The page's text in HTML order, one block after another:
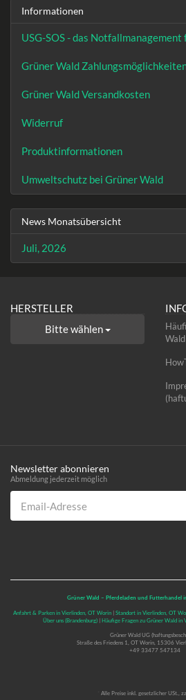
Informationen
USG-SOS - das
Grüner Wald
Grüner Wald Versandkosten
Widerruf
Produktinformationen
Umweltschutz bei Grüner Wald
News Monatsübersicht
Juli, 2026
HERSTELLER
Bitte wählen
Newsletter abonnieren
Abmeldung jederzeit möglich
Email-Adresse
Grüner Wald – Pferdeladen und Futterhandel
Anfahrt & Parken in Vierlinden, OT Worin | Standort in Vierlinden, OT
Über uns (Brandenburg) | Häufige Fragen zu Grüner Wald in
Grüner Wald UG
Straße des Friedens 1, OT Worin, 15306
+49 33477 547134
Alle Preise inkl. gesetzlicher USt.,